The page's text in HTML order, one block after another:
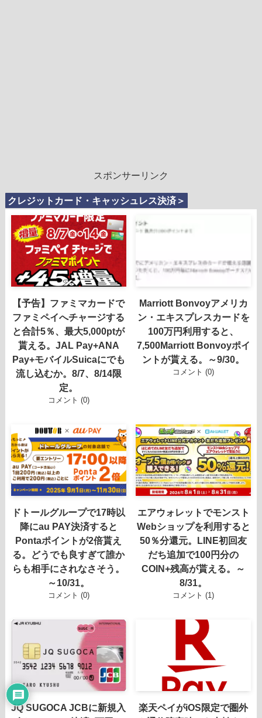
スポンサーリンク
クレジットカード・キャッシュレス決済＞
【予告】ファミマカードで
ファミペイへチャージする
と合計5％、最大5,000ptが
貰える。JAL Pay+ANA
Pay+モバイルSuicaにでも
流し込むか。8/7、8/14限
定。
コメント (0)
Marriott Bonvoyアメリカ
ン・エキスプレスカードを
100万円利用すると、
7,500Marriott Bonvoyポイ
ントが貰える。～9/30。
コメント (0)
ドトールグループで17時以
降にau PAY決済すると
Pontaポイントが2倍貰え
る。どうでも良すぎて誰か
らも相手にされなさそう。
～10/31。
コメント (0)
エアウォレットでモンスト
Webショップを利用すると
50％分還元。LINE初回友
だち追加で100円分の
COIN+残高が貰える。～
8/31。
コメント (1)
JQ SUGOCA JCBに新規入
楽天ペイがiOS限定で圏外